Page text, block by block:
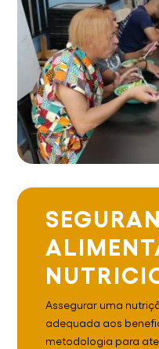
Assegurar uma
adequada aos
metodologia para